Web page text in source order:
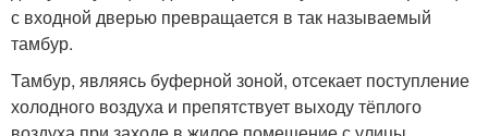
с входной дверью превращается в так называемый
тамбур.
Тамбур, являясь буферной зоной, отсекает поступление
холодного воздуха и препятствует выходу тёплого